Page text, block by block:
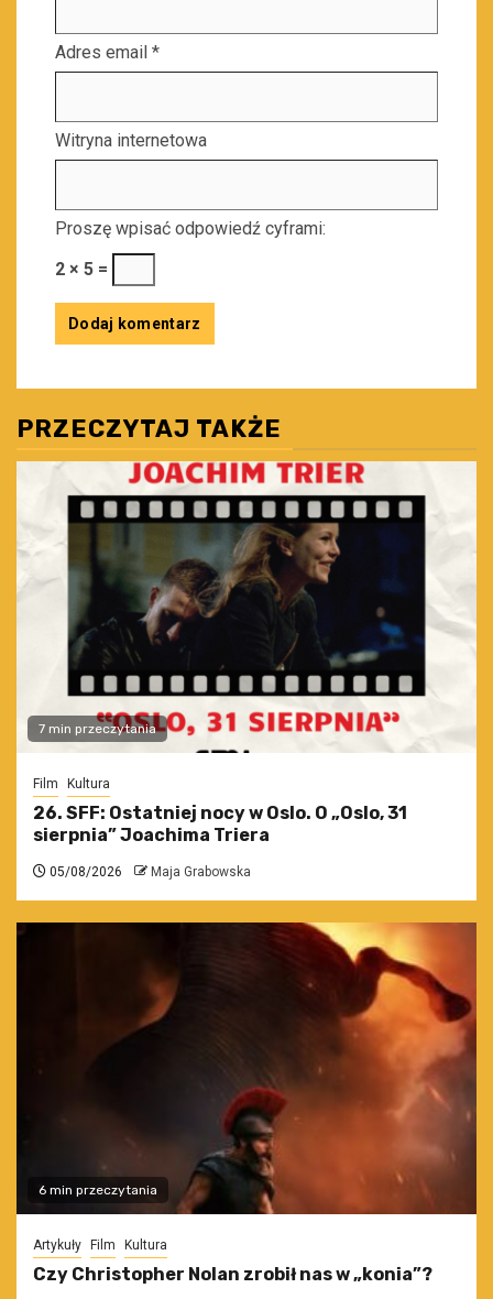
Adres email *
Witryna internetowa
Proszę wpisać odpowiedź cyframi:
2 × 5 =
PRZECZYTAJ TAKŻE
7 min przeczytania
Film Kultura
26. SFF: Ostatniej nocy w Oslo. O „Oslo, 31
sierpnia” Joachima Triera
05/08/2026 Maja Grabowska
6 min przeczytania
Artykuły Film Kultura
Czy Christopher Nolan zrobił nas w „konia”?